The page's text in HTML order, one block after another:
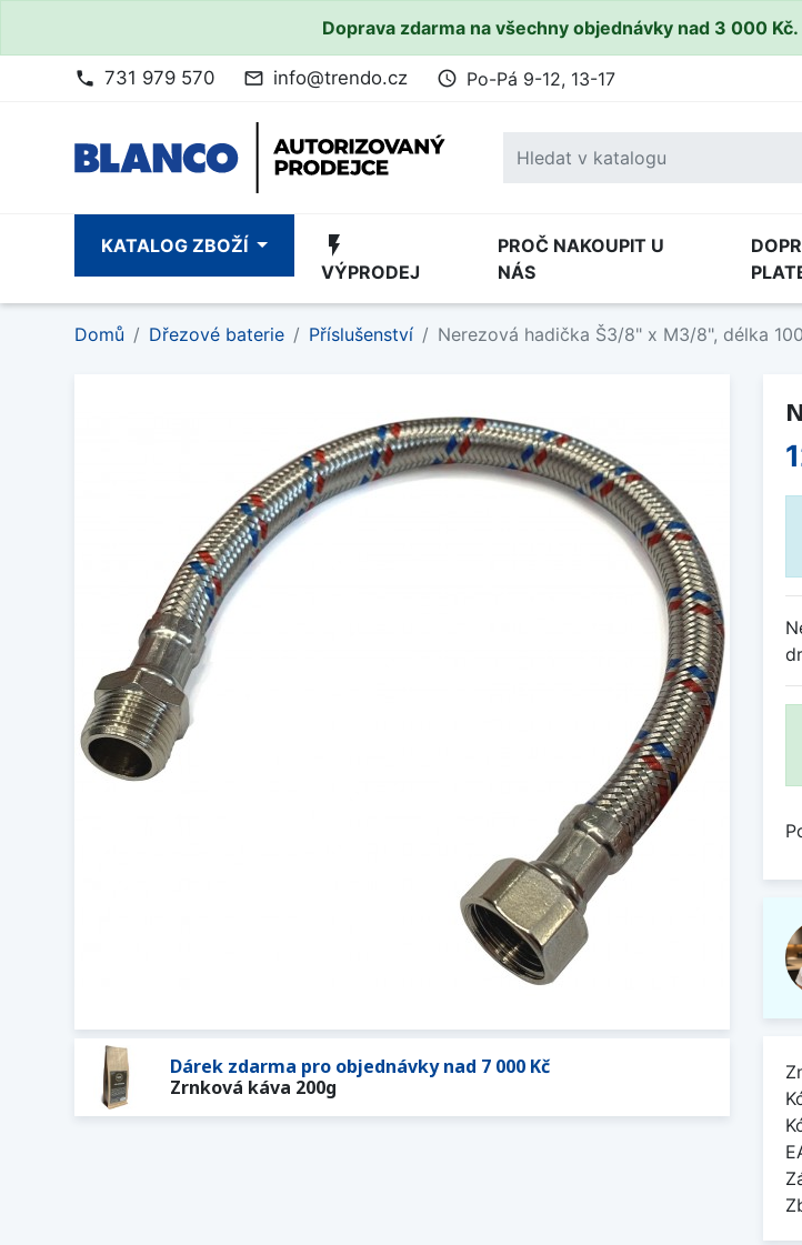
Doprava zdarma na všechny objednávky nad 3 000 Kč.
phone 731 979 570 mail_outline info@trendo.cz access_time Po-Pá 9-12, 13-17
KATALOG ZBOŽÍ flash_on
VÝPRODEJ
PROČ NAKOUPIT U
NÁS
Domů Dřezové baterie Příslušenství Nerezová hadička Š3/8" x M3/8", délka
Dárek zdarma pro objednávky nad 7 000 Kč
Zrnková káva 200g